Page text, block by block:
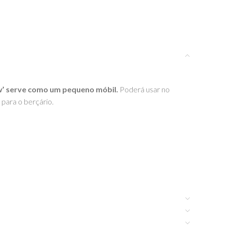
serve como um pequeno móbil. Poderá usar no
o berçário.